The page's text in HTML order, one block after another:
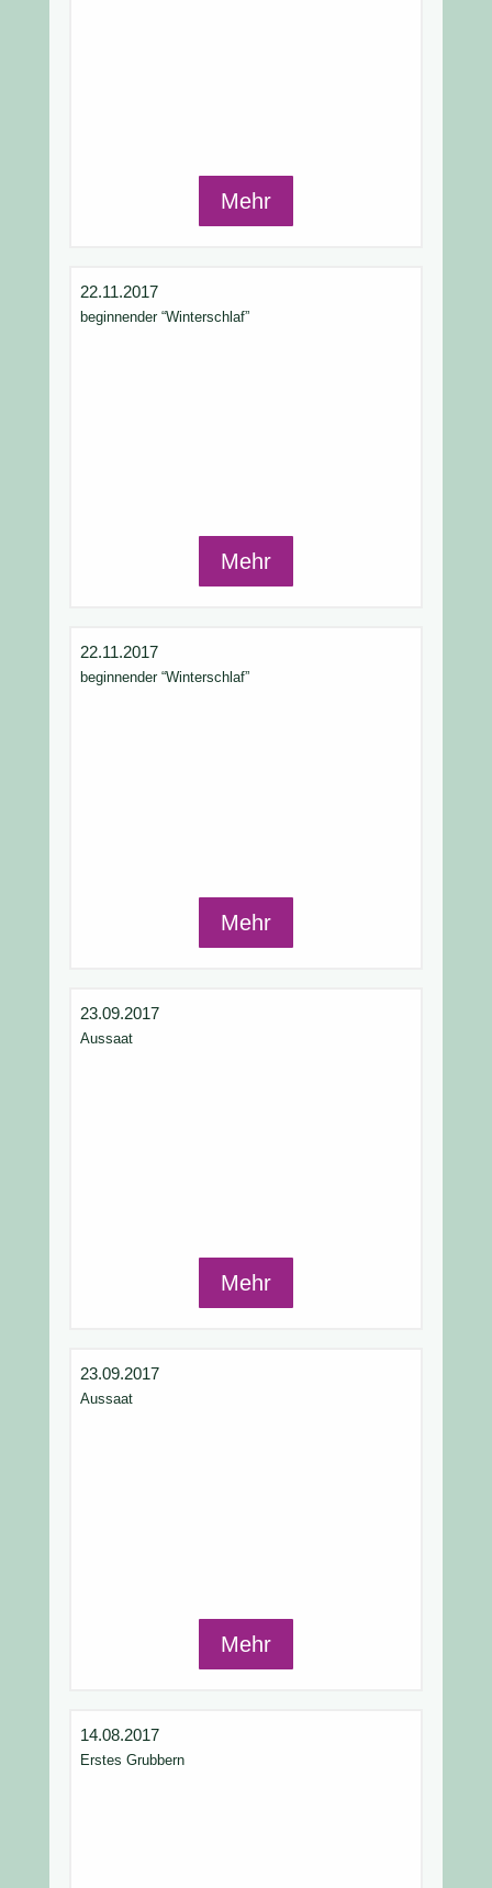
Mehr
22.11.2017
beginnender “Winterschlaf”
Mehr
22.11.2017
beginnender “Winterschlaf”
Mehr
23.09.2017
Aussaat
Mehr
23.09.2017
Aussaat
Mehr
14.08.2017
Erstes Grubbern